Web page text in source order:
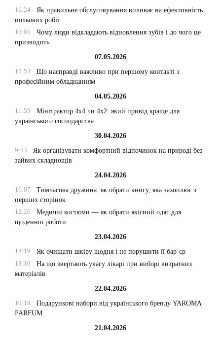
16:24
Як правильне обслуговування впливає на ефективність
польових робіт
16:05
Чому люди відкладають відновлення зубів і до чого це
призводить
07.05.2026
17:53
Що насправді важливо при першому контакті з
професійним обладнанням
04.05.2026
11:59
Мінітрактор 4х4 чи 4х2: який привід краще для
українського господарства
30.04.2026
9:53
Як організувати комфортний відпочинок на природі без
зайвих складнощів
24.04.2026
16:07
Тимчасова дружина: як обрати книгу, яка захоплює з
перших сторінок
12:20
Медичні костюми — як обрати якісний одяг для
щоденної роботи
23.04.2026
18:19
Як очищати шкіру щодня і не порушити її бар’єр
18:10
На що звертають увагу лікарі при виборі витратних
матеріалів
22.04.2026
10:19
Подарункові набори від українського бренду YAROMA
PARFUM
21.04.2026